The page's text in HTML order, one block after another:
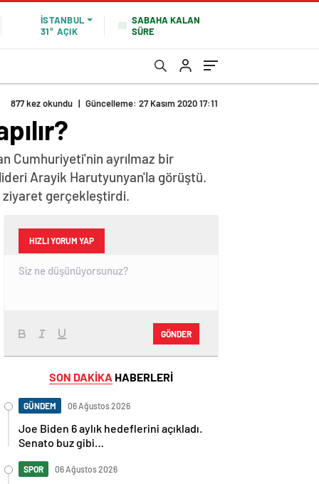
İSTANBUL
31° AÇIK
SABAHA KALAN
SÜRE
877 kez okundu | Güncelleme: 27 Kasım 2020 17:11
Cumhuriyeti'nin ayrılmaz bir
Arayik Harutyunyan'la görüştü.
ziyaret gerçekleştirdi.
HIZLI YORUM YAP
GÖNDER
SON DAKİKA HABERLERİ
GÜNDEM 06 Ağustos 2026
Joe Biden 6 aylık hedeflerini açıkladı.
Senato buz gibi…
SPOR 06 Ağustos 2026